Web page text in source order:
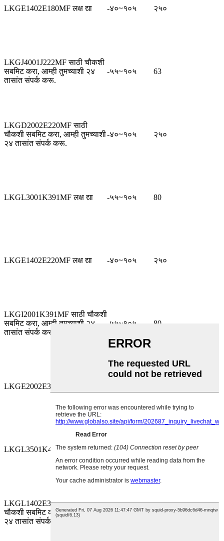
LKGE1402E180MF लक्ष द्या -४०~१०५ २५०
LKGJ4001J222MF साठी चौकशी
सबमिट करा, आम्ही तुमच्याशी २४
तासांत संपर्क करू.
-५५~१०५ 63
LKGD2002E220MF साठी
चौकशी सबमिट करा, आम्ही तुमच्याशी
२४ तासांत संपर्क करू.
-४०~१०५ २५०
LKGL3001K391MF लक्ष द्या -५५~१०५ 80
LKGE1402E220MF लक्ष द्या -४०~१०५ २५०
LKGI2001K391MF साठी चौकशी
सबमिट करा, आम्ही तुमच्याशी २४
तासांत संपर्क करू.
-५५~१०५ 80
LKGE2002E330MF लक्ष द्या
LKGL3501K471MF लक्ष द्या -५५~१०५ 80
LKGL1402E330MF साठी
चौकशी सबमिट करा, आम्ही तुमच्याशी
२४ तासांत संपर्क करू.
-४०~१०५ २५०